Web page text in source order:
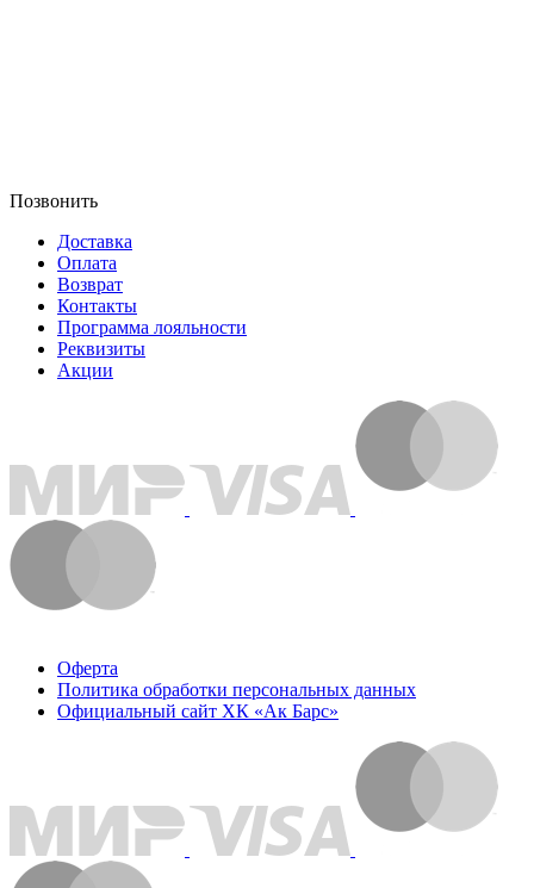
Позвонить
Доставка
Оплата
Возврат
Контакты
Программа лояльности
Реквизиты
Акции
Оферта
Политика обработки персональных данных
Официальный сайт ХК «Ак Барс»